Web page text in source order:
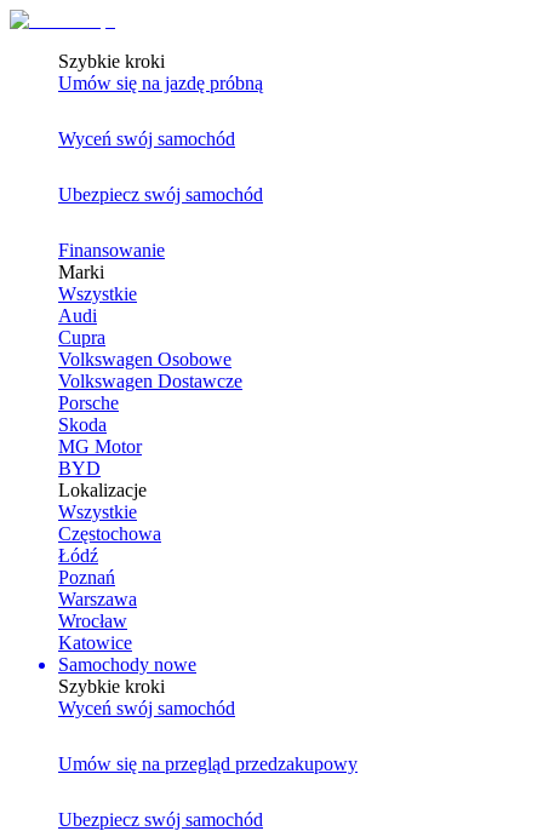
Szybkie kroki
Umów się na jazdę próbną
Wyceń swój samochód
Ubezpiecz swój samochód
Finansowanie
Marki
Wszystkie
Audi
Cupra
Volkswagen Osobowe
Volkswagen Dostawcze
Porsche
Skoda
MG Motor
BYD
Lokalizacje
Wszystkie
Częstochowa
Łódź
Poznań
Warszawa
Wrocław
Katowice
Samochody nowe
Szybkie kroki
Wyceń swój samochód
Umów się na przegląd przedzakupowy
Ubezpiecz swój samochód